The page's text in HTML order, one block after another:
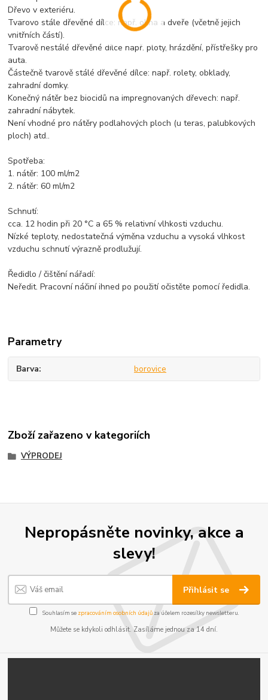
Dřevo v exteriéru.
Tvarovo stále dřevěné dílce: např. okna a dveře (včetně jejich
vnitřních částí).
Tvarově nestálé dřevěné dílce např. ploty, hrázdění, přístřešky pro
auta.
Částečně tvarově stálé dřevěné dílce: např. rolety, obklady,
zahradní domky.
Konečný nátěr bez biocidů na impregnovaných dřevech: např.
zahradní nábytek.
Není vhodné pro nátěry podlahových ploch (u teras, palubkových
ploch) atd..
Spotřeba:
1. nátěr: 100 ml/m2
2. nátěr: 60 ml/m2
Schnutí:
cca. 12 hodin při 20 °C a 65 % relativní vlhkosti vzduchu.
Nízké teploty, nedostatečná výměna vzduchu a vysoká vlhkost
vzduchu schnutí výrazně prodlužují.
Ředidlo / čištění nářadí:
Neředit. Pracovní náčiní ihned po použití očistěte pomocí ředidla.
Parametry
Barva borovice
Zboží zařazeno v kategoriích
VÝPRODEJ
Nepropásněte novinky, akce a
slevy!
Přihlásit se
Souhlasím se zpracováním osobních údajůza účelem rozesílky newsletteru.
Můžete se kdykoli odhlásit. Zasíláme jednou za 14 dní.